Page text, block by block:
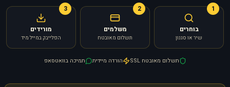
1
בוחרים
שיר או סגנון
2
משלמים
תשלום מאובטח
3
מורידים
הפלייבק במייל מיד
תשלום מאובטח SSL הורדה מיידית תמיכה בוואטסאפ